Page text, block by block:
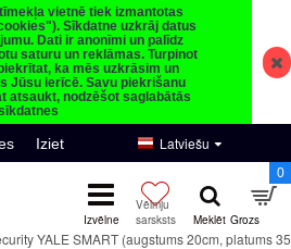
vietnē tiek izmantotas
Sīkdatne uzkrāj datus
Dati ir anonīmi un palīdz
saturu un reklāmas. Turpinot
ka mēs uzkrāsim un
Jūsu ierīcē. Savu piekrišanu
atsaukt, nodzēšot saglabātās
Iziet Latviešu
0
YALE SMART (augstums 20cm, platums